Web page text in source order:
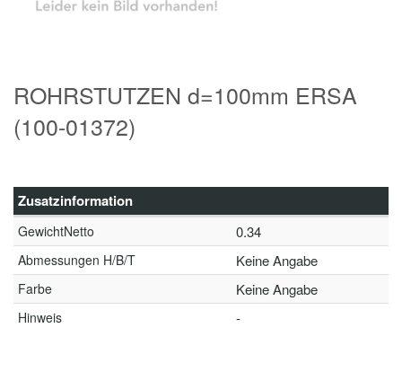
ROHRSTUTZEN d=100mm ERSA
(100-01372)
Zusatzinformation
GewichtNetto 0.34
Abmessungen H/B/T Keine Angabe
Farbe Keine Angabe
Hinweis -